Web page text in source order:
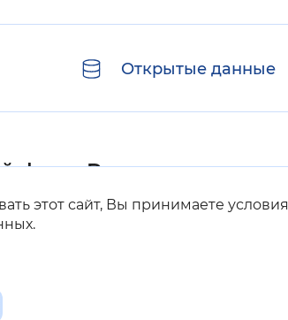
этот сайт, Вы принимаете условия
.
Открытые данные